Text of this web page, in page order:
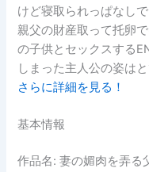
けど寝取られっぱなし
親父の財産取って托卵
の子供とセックスする
しまった主人公の姿は
さらに詳細を見る！
基本情報
作品名: 妻の媚肉を弄る